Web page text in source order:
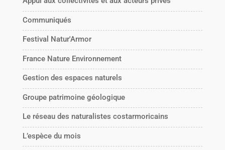
Communiqués
Festival Natur'Armor
France Nature Environnement
Gestion des espaces naturels
Groupe patrimoine géologique
Le réseau des naturalistes costarmoricains
L’espèce du mois